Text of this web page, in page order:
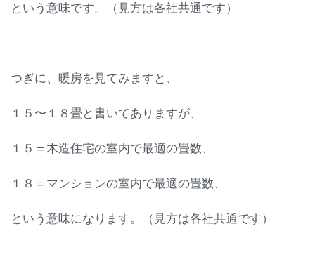
という意味です。（見方は各社共通です）
つぎに、暖房を見てみますと、
１５〜１８畳と書いてありますが、
１５＝木造住宅の室内で最適の畳数、
１８＝マンションの室内で最適の畳数、
という意味になります。（見方は各社共通です）